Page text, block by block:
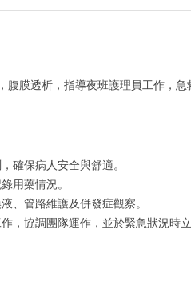
膜透析，指導夜班護理員工作，急
確保病人安全與舒適。
用藥情況。
、管路維護及併發症觀察。
，協調團隊運作，並於緊急狀況時立